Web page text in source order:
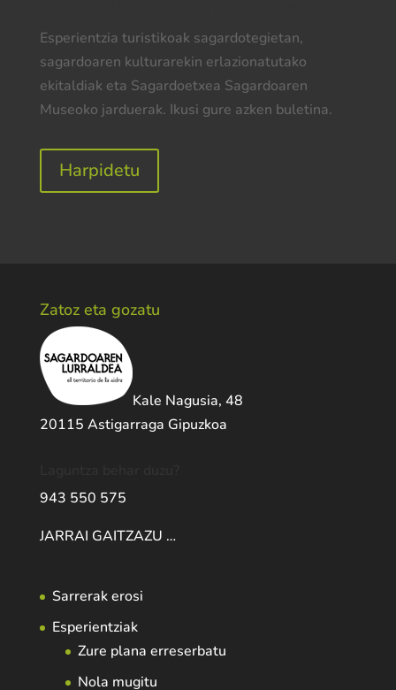
Esperientzia turistikoak sagardotegietan,
sagardoaren kulturarekin erlazionatutako
ekitaldiak eta Sagardoetxea Sagardoaren
Museoko jarduerak. Ikusi gure azken buletina.
Harpidetu
Zatoz eta gozatu
Kale Nagusia, 48
20115 Astigarraga Gipuzkoa
943 550 575
JARRAI GAITZAZU …
Sarrerak erosi
Esperientziak
Zure plana erreserbatu
Nola mugitu